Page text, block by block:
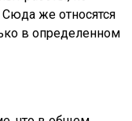
же относятся
в определенном